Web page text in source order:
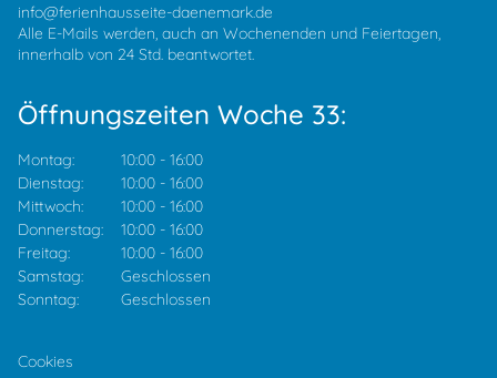
info@ferienhausseite-daenemark.de
Alle E-Mails werden, auch an Wochenenden und Feiertagen,
innerhalb von 24 Std. beantwortet.
Öffnungszeiten Woche 33:
Montag: 10:00 - 16:00
Dienstag:
10:00 - 16:00
Mittwoch:
10:00 - 16:00
Donnerstag:
10:00 - 16:00
Freitag:
10:00 - 16:00
Samstag:
Geschlossen
Sonntag:
Geschlossen
Cookies